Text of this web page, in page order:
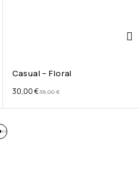
Casual – Floral
36,00€
30,00€